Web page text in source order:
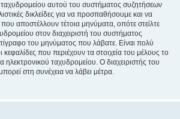
αυτού του συστήματος συζητήσεων
δικλείδες για να προσπαθήσουμε και να
αποστέλλουν τέτοια μηνύματα, οπότε στείλτε
στον διαχειριστή του συστήματος
του μηνύματος που λάβατε. Είναι πολύ
που περιέχουν τα στοιχεία του μέλους το
ηλεκτρονικού ταχυδρομείου. Ο διαχειριστής του
στη συνέχεια να λάβει μέτρα.